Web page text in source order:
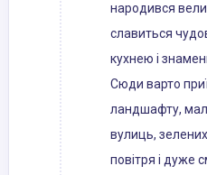
народився
славиться
кухнею і
Сюди варто
ландшафту,
вулиць,
повітря і дуже